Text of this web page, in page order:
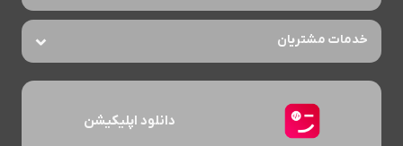
خدمات مشتریان
دانلود اپلیکیشن